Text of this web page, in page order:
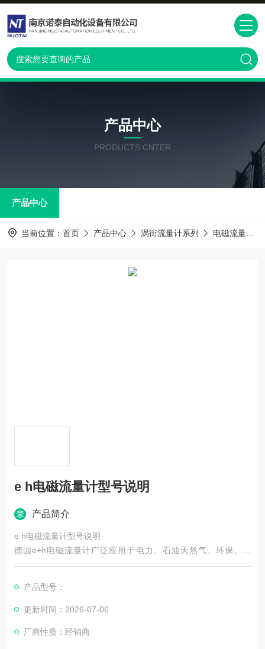
产品中心
PRODUCTS CNTER
产品中心
当前位置： 首页 产品中心 涡街流量计系列 电磁流量计系列
e h电磁流量计型号说明
产品简介
e h电磁流量计型号说明
德国e+h电磁流量计广泛应用于电力、石油天然气、环保、冶
金、造纸、医药等行业单一气体和固体比例多组份气体的流量测
产品型号：
更新时间：2026-07-06
厂商性质：经销商